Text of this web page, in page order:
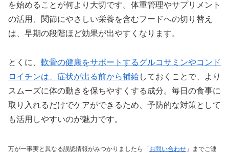
を始めることが何より大切です。体重管理やサプリメント
の活用、関節にやさしい栄養を含むフードへの切り替え
は、早期の段階ほど効果が出やすくなります。
とくに、 軟骨の健康をサポートするグルコサミンやコンド
ロイチンは、症状が出る前から補給しておくことで、より
スムーズに体の動きを保ちやすくする成分。毎日の食事に
取り入れるだけでケアができるため、予防的な対策として
も活用しやすいのが魅力です。
万が一事実と異なる誤認情報がみつかりましたら「お問い合わせ 」までご連